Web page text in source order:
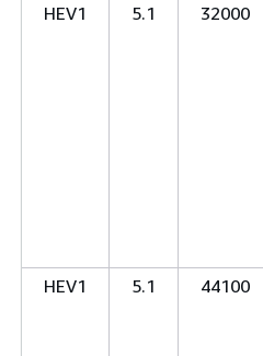
HEV1
5.1 32000
HEV1
5.1 44100